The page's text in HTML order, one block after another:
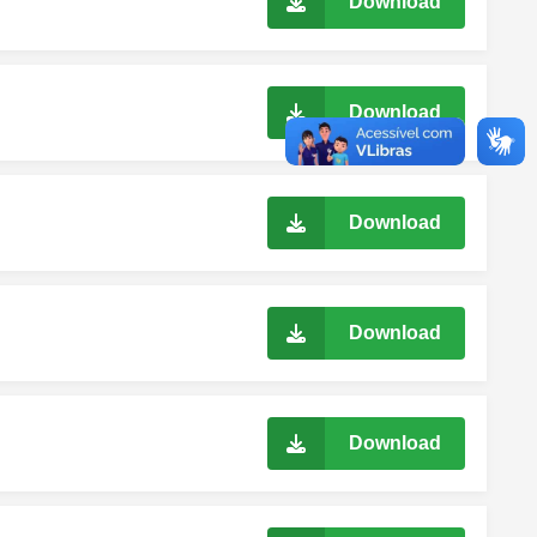
Download
Download
Download
Download